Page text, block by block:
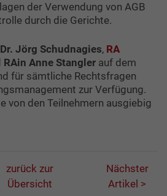
der Verwendung von AGB
durch die Gerichte.
Jörg Schudnagies, RA
RAin Anne Stangler auf dem
für sämtliche Rechtsfragen
zur Verfügung.
von den Teilnehmern ausgiebig
zurück zur
Übersicht
Nächster
Artikel >